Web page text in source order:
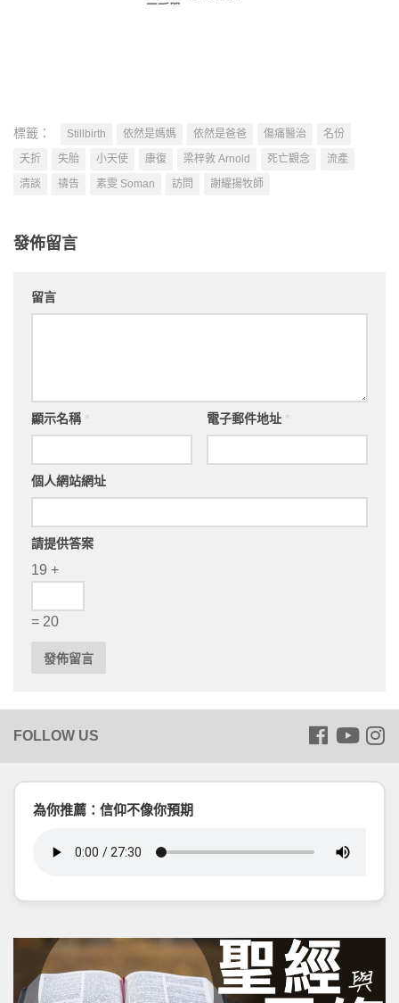
再孤單
標籤： Stillbirth 依然是媽媽 依然是爸爸 傷痛醫治
名份
夭折
失胎 小天使 康復 梁梓敦 Arnold 死亡觀念
流產
清談
禱告 素雯 Soman 訪問 謝耀揚牧師
發佈留言
留言
顯示名稱 電子郵件地址
個人網站網址
請提供答案
19 +
= 20
為你推薦：信仰不像你預期